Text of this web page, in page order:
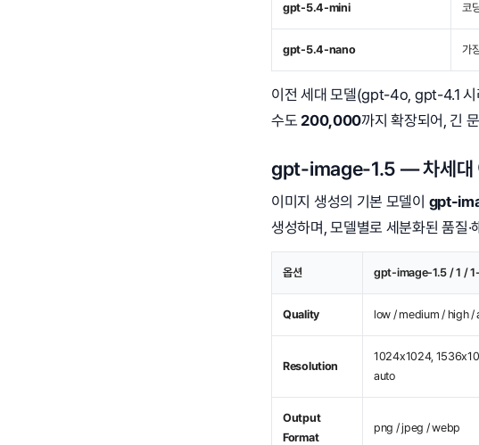
gpt-5.4-mini 코
gpt-5.4-nano 가
이전 세대 모델(gpt-4o, gpt-4.1 시
수도 200,000까지 확장되어, 긴
gpt-image-1.5 — 차세대
이미지 생성의 기본 모델이 gpt-
생성하며, 모델별로 세분화된 품질
옵션 gpt-image-1.5 / 1 /
Quality low / medium / high /
Resolution
1024x1024,
auto
Output
Format
png / jpeg / webp